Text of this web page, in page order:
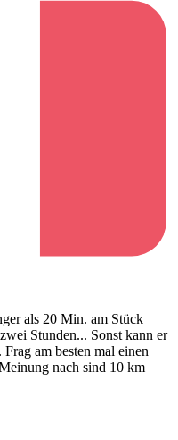
als 20 Min. am Stück
Stunden... Sonst kann er
am besten mal einen
nach sind 10 km